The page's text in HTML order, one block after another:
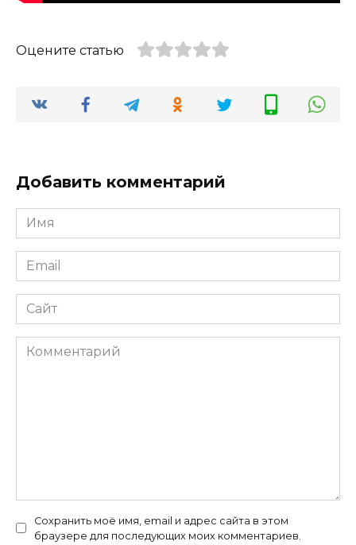
Оцените статью
Добавить комментарий
Имя
*
Email
*
Сайт
Комментарий
Сохранить моё имя, email и адрес сайта в этом
браузере для последующих моих комментариев.